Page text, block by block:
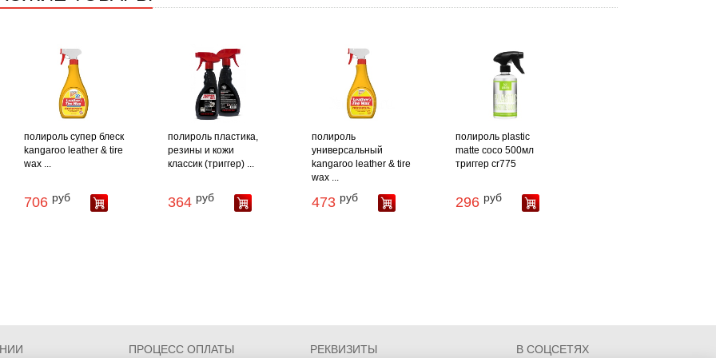
полироль супер блеск
kangaroo leather & tire
wax ...
706 руб
полироль пластика,
резины и кожи
классик (триггер) ...
364 руб
полироль
универсальный
kangaroo leather & tire
wax ...
473 руб
полироль plastic
matte coco 500мл
триггер cr775
296 руб
ПРОЦЕСС ОПЛАТЫ РЕКВИЗИТЫ В СОЦСЕТЯХ